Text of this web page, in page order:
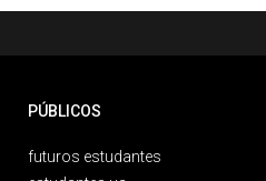
PÚBLICOS
futuros estudantes